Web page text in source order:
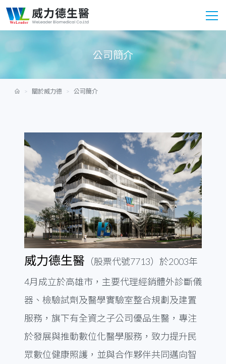
公司簡介
關於威力德 公司簡介
威力德生醫 （股票代號7713）於2003年
4月成立於高雄市，主要代理經銷體外診斷儀
器、檢驗試劑及醫學實驗室整合規劃及建置
服務，旗下有全資之子公司優品生醫，專注
於發展與推動數位化醫學服務，致力提升民
眾數位健康照護，並與合作夥伴共同邁向智